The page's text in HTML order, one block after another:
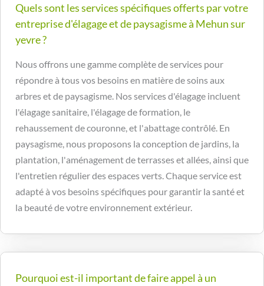
Quels sont les services spécifiques offerts par votre
entreprise d'élagage et de paysagisme à Mehun sur
yevre ?
Nous offrons une gamme complète de services pour
répondre à tous vos besoins en matière de soins aux
arbres et de paysagisme. Nos services d'élagage incluent
l'élagage sanitaire, l'élagage de formation, le
rehaussement de couronne, et l'abattage contrôlé. En
paysagisme, nous proposons la conception de jardins, la
plantation, l'aménagement de terrasses et allées, ainsi que
l'entretien régulier des espaces verts. Chaque service est
adapté à vos besoins spécifiques pour garantir la santé et
la beauté de votre environnement extérieur.
Pourquoi est-il important de faire appel à un